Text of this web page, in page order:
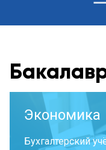
Экономика
Бухгалтерский